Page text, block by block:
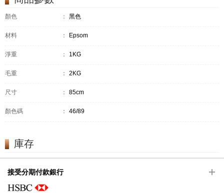
顏色 ： 黑色
材料 ： Epsom
淨重 ： 1KG
毛重 ： 2KG
尺寸 ： 85cm
顏色碼 ： 46/89
庫存
接受分期付款銀行